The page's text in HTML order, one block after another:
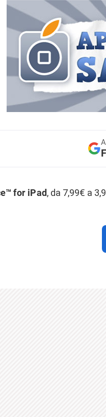
for iPad, da 7,99€ a